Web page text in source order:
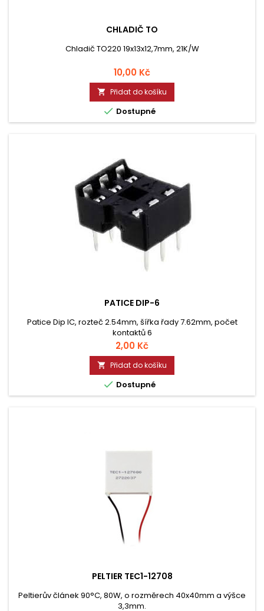
CHLADIČ TO
Chladič TO220 19x13x12,7mm, 21K/W
Cena
10,00 Kč
 Přidat do košíku
 Dostupné
PATICE DIP-6
Patice Dip IC, rozteč 2.54mm, šířka řady 7.62mm, počet
kontaktů 6
Cena
2,00 Kč
 Přidat do košíku
 Dostupné
PELTIER TEC1-12708
Peltierův článek 90°C, 80W, o rozměrech 40x40mm a výšce
3,3mm.